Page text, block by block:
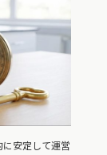
安定して運営